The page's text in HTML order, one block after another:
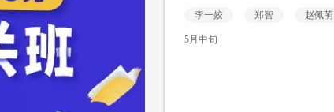
李一姣 郑智 赵佩萌
5月中旬